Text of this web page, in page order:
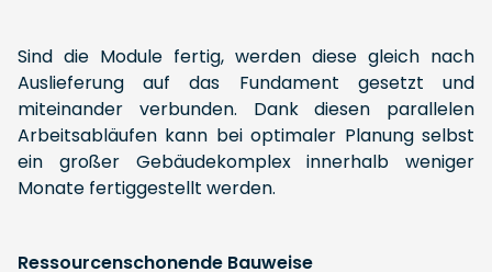
Sind die Module fertig, werden diese gleich nach
Auslieferung auf das Fundament gesetzt und
miteinander verbunden. Dank diesen parallelen
Arbeitsabläufen kann bei optimaler Planung selbst
ein großer Gebäudekomplex innerhalb weniger
Monate fertiggestellt werden.
Ressourcenschonende Bauweise